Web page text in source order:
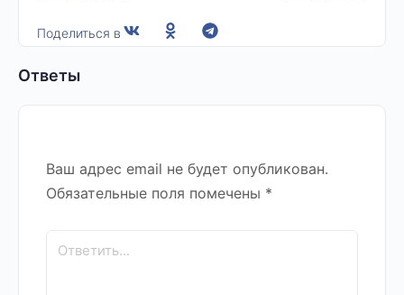
Поделиться в
Ответы
Ваш адрес email не будет опубликован.
Обязательные поля помечены *